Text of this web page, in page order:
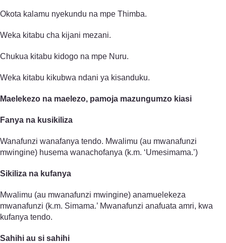
Okota kalamu nyekundu na mpe Thimba.
Weka kitabu cha kijani mezani.
Chukua kitabu kidogo na mpe Nuru.
Weka kitabu kikubwa ndani ya kisanduku.
Maelekezo na maelezo, pamoja mazungumzo kiasi
Fanya na kusikiliza
Wanafunzi wanafanya tendo. Mwalimu (au mwanafunzi
mwingine) husema wanachofanya (k.m. ‘Umesimama.’)
Sikiliza na kufanya
Mwalimu (au mwanafunzi mwingine) anamuelekeza
mwanafunzi (k.m. Simama.’ Mwanafunzi anafuata amri, kwa
kufanya tendo.
Sahihi au si sahihi